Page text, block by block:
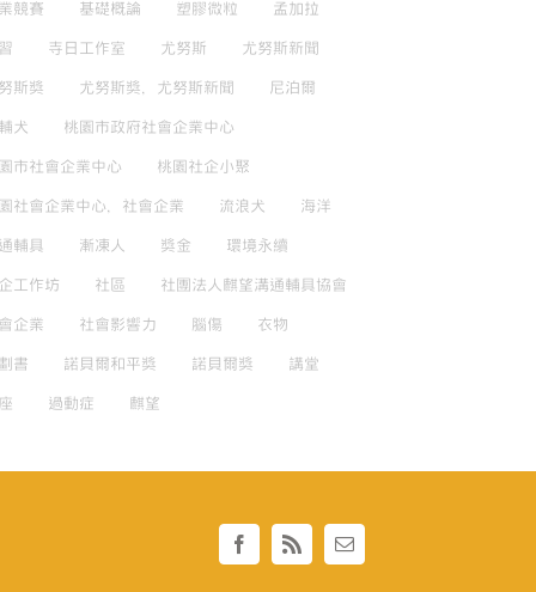
競賽 基礎概論 塑膠微粒 孟加拉
寺日工作室 尤努斯 尤努斯新聞
斯獎 尤努斯獎，尤努斯新聞 尼泊爾
犬 桃園市政府社會企業中心
市社會企業中心 桃園社企小聚
社會企業中心，社會企業 流浪犬 海洋
輔具 漸凍人 獎金 環境永續
工作坊 社區 社團法人麒望溝通輔具協會
企業 社會影響力 腦傷 衣物
書 諾貝爾和平獎 諾貝爾獎 講堂
過動症 麒望
Facebook
Rss Email: